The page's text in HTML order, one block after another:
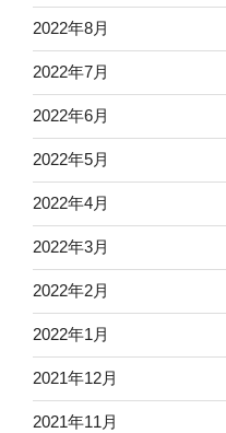
2022年8月
2022年7月
2022年6月
2022年5月
2022年4月
2022年3月
2022年2月
2022年1月
2021年12月
2021年11月